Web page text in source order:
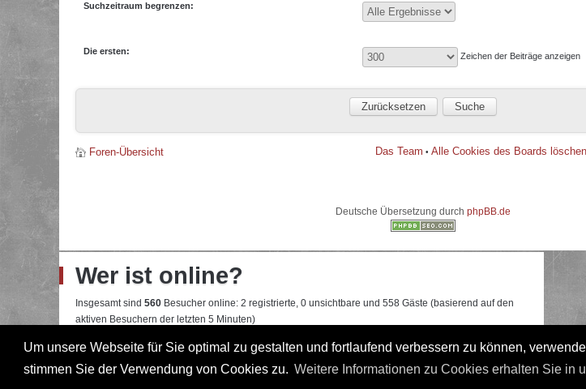
Um unsere Webseite für Sie optimal zu gestalten und fortlaufend verbessern zu können,
stimmen Sie der Verwendung von Cookies zu. Weitere Informationen zu Cookies erhalten Sie in
Suchzeitraum begrenzen:
Die ersten:
Zeichen der Beiträge anzeigen
Foren-Übersicht Das Team • Alle Cookies des Boards löschen
Deutsche Übersetzung durch phpBB.de
Wer ist online?
Insgesamt sind 560 Besucher online: 2 registrierte, 0 unsichtbare und 558 Gäste (basierend auf den
aktiven Besuchern der letzten 5 Minuten)
Mitglieder:Google [Bot],Google Adsense [Bot]